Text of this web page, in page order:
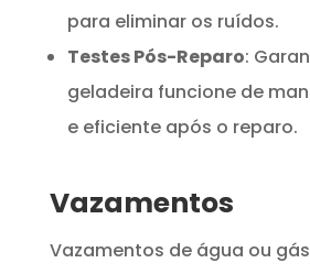
para eliminar os ruídos.
Testes Pós-Reparo:
geladeira funcione de
e eficiente após o reparo.
Vazamentos
Vazamentos de água ou